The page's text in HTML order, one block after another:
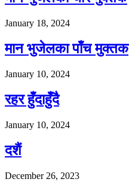
January 18, 2024
मान भुजेलका पाँच मुक्तक
January 10, 2024
रहर हुँदाहुँदै
January 10, 2024
दशैं
December 26, 2023